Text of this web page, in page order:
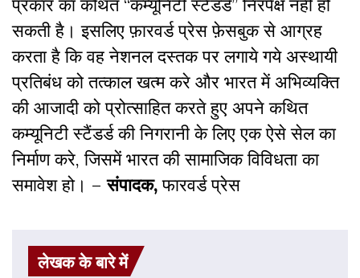
प्रकार का कथित “कम्यूनिटी स्टैंडर्ड” निरपेक्ष नहीं हो
सकती है। इसलिए फ़ारवर्ड प्रेस फ़ेसबुक से आग्रह
करता है कि वह नेशनल दस्तक पर लगाये गये अस्थायी
प्रतिबंध को तत्काल खत्म करे और भारत में अभिव्यक्ति
की आजादी को प्रोत्साहित करते हुए अपने कथित
कम्यूनिटी स्टैंडर्ड की निगरानी के लिए एक ऐसे सेल का
निर्माण करे, जिसमें भारत की सामाजिक विविधता का
समावेश हो। –संपादक,फारवर्ड प्रेस
लेखक के बारे में